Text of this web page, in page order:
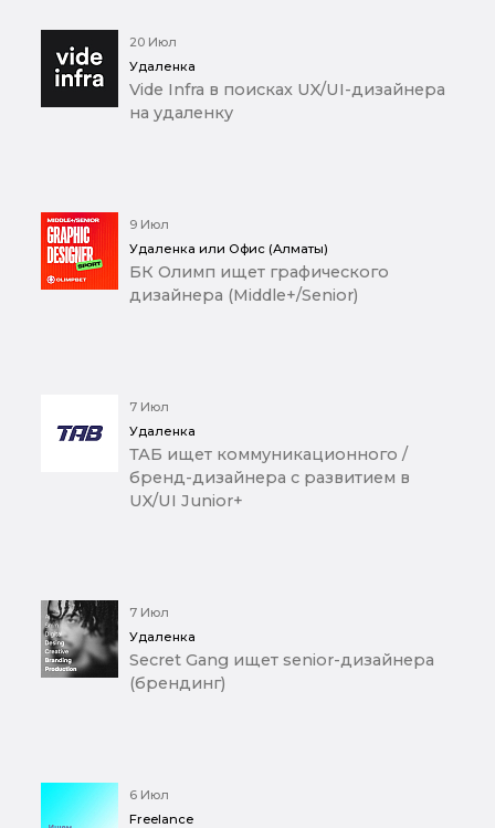
20 Июл
Удаленка
Vide Infra в поисках UX/UI-дизайнера
на удаленку
9 Июл
Удаленка или Офис (Алматы)
БК Олимп ищет графического
дизайнера (Middle+/Senior)
7 Июл
Удаленка
ТАБ ищет коммуникационного /
бренд-дизайнера с развитием в
UX/UI Junior+
7 Июл
Удаленка
Secret Gang ищет senior-дизайнера
(брендинг)
6 Июл
Freelance